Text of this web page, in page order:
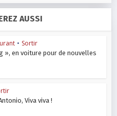
AUSSI
• Sortir
», en voiture pour de nouvelles
Viva viva !